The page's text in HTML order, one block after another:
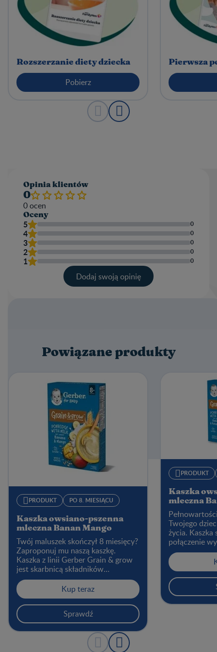
Rozszerzanie diety dziecka
Pobierz
Pierwsza
Opinia klientów​
0
0ocen
Oceny
5 0
4 0
3 0
2 0
1 0
Dodaj swoją opinię​
Napisz recenzję
Powiązane produkty
PRODUKT PO 8. MIESIĄCU
Kaszka owsiano-pszenna
mleczna Banan Mango
Twój maluszek skończył 8 miesięcy?
Zaproponuj mu naszą kaszkę.
Kaszka z linii Gerber Grain & grow
jest skarbnicą składników
odżywczych, których Twoje dziecko
potrzebuje do radosnego
odkrywania świata każdego dnia.
Zawiera ona m.in. pełnoziarniste
zboża, witaminy i składniki
mineralne.
Kup teraz
Sprawdź
PRODUKT
Kaszka
mleczna
Twojego
życia.
połączenie
tym
mleka i